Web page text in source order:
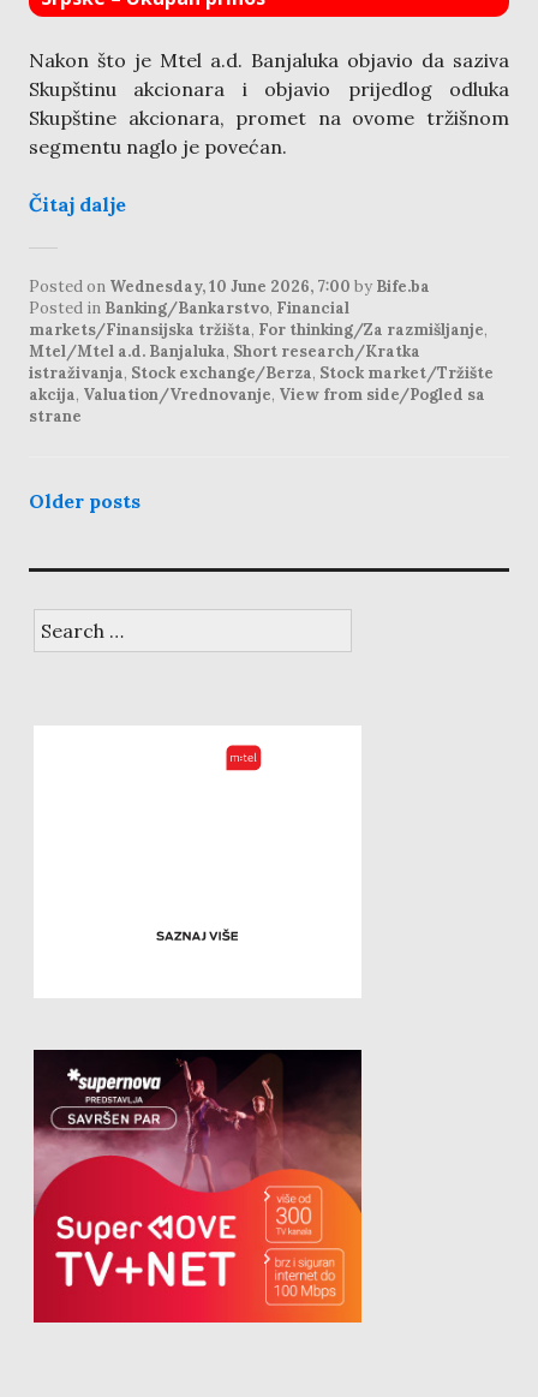
Nakon što je Mtel a.d. Banjaluka objavio da saziva
Skupštinu akcionara i objavio prijedlog odluka
Skupštine akcionara, promet na ovome tržišnom
segmentu naglo je povećan.
Čitaj dalje
Posted on Wednesday, 10 June 2026, 7:00 by Bife.ba
Posted in Banking/Bankarstvo, Financial
markets/Finansijska tržišta, For thinking/Za razmišljanje,
Mtel/Mtel a.d. Banjaluka, Short research/Kratka
istraživanja, Stock exchange/Berza, Stock market/Tržište
akcija, Valuation/Vrednovanje, View from side/Pogled sa
strane
posts
navigation
Older posts
for: